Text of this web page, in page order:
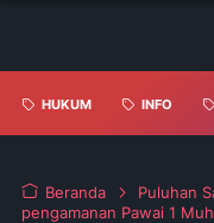
HUKUM INFO
Beranda
Puluhan
pengamanan Pawai 1